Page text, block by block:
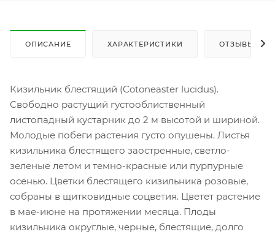
ОПИСАНИЕ ХАРАКТЕРИСТИКИ ОТЗЫВЫ
Кизильник блестящий (Cotoneaster lucidus).
Свободно растущий густооблиственный
листопадный кустарник до 2 м высотой и шириной.
Молодые побеги растения густо опушены. Листья
кизильника блестящего заостренные, светло-
зеленые летом и темно-красные или пурпурные
осенью. Цветки блестящего кизильника розовые,
собраны в щитковидные соцветия. Цветет растение
в мае-июне на протяжении месяца. Плоды
кизильника округлые, черные, блестящие, долго